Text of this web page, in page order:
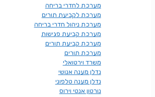
מערכת לחדרי בריחה
מערכת לקביעת תורים
מערכת ניהול חדרי בריחה
מערכת קביעת פגישות
מערכת קביעת תורים
מערכת תורים
משרד וירטואלי
נדלן מענה אנושי
נדלן מענה טלפוני
נורטון אנטי וירוס